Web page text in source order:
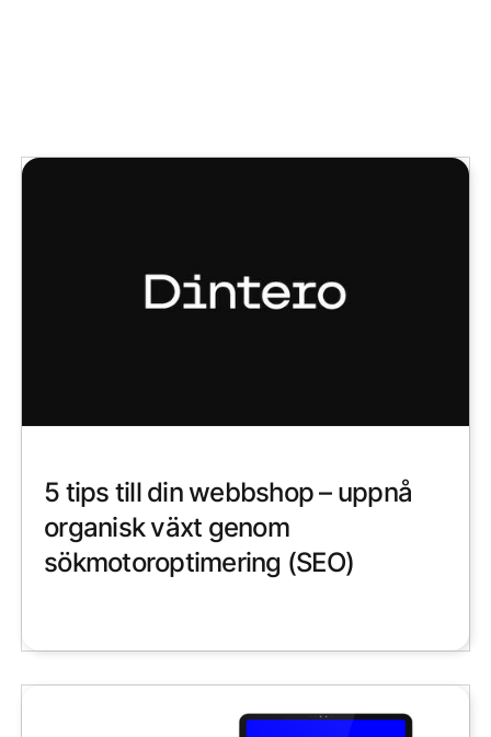
5 tips till din webbshop – uppnå
organisk växt genom
sökmotoroptimering (SEO)